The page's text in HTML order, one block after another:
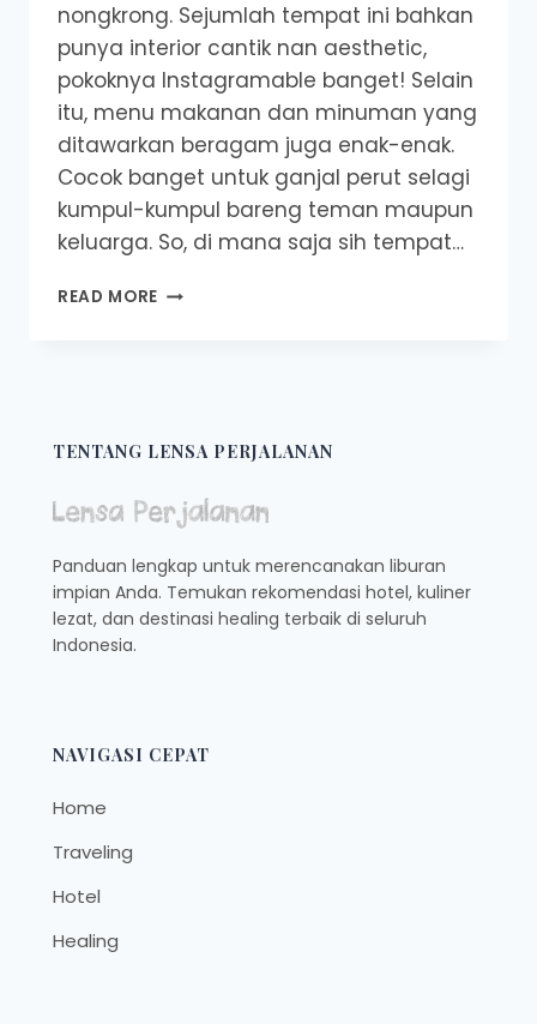
nongkrong. Sejumlah tempat ini bahkan
punya interior cantik nan aesthetic,
pokoknya Instagramable banget! Selain
itu, menu makanan dan minuman yang
ditawarkan beragam juga enak-enak.
Cocok banget untuk ganjal perut selagi
kumpul-kumpul bareng teman maupun
keluarga. So, di mana saja sih tempat…
READ MORE 9
INSTAGRAMABLE
TENTANG LENSA PERJALANAN
Panduan lengkap untuk merencanakan liburan
impian Anda. Temukan rekomendasi hotel, kuliner
lezat, dan destinasi healing terbaik di seluruh
Indonesia.
NAVIGASI CEPAT
Home
Traveling
Hotel
Healing